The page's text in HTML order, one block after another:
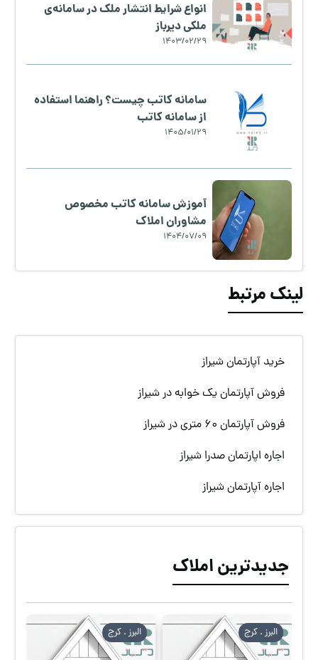
انواع شرایط انتشار ملک در سامانه‌ی
ملکی دیرباز
1403/02/29
سامانه کاتب چیست؟ راهنما استفاده
از سامانه کاتب
1405/01/29
آموزش سامانه کاتب مخصوص
مشاوران املاک
1404/07/09
لینک مرتبط
خرید آپارتمان شیراز
فروش آپارتمان یک خوابه در شیراز
فروش آپارتمان 60 متری در شیراز
اجاره اپارتمان صدرا شیراز
اجاره آپارتمان شیراز
جدیدترین املاک
البرز . كرج البرز . كرج